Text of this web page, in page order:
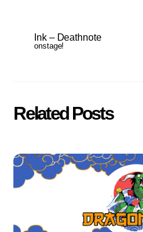
Ink – Deathnote
onstage!
Related Posts